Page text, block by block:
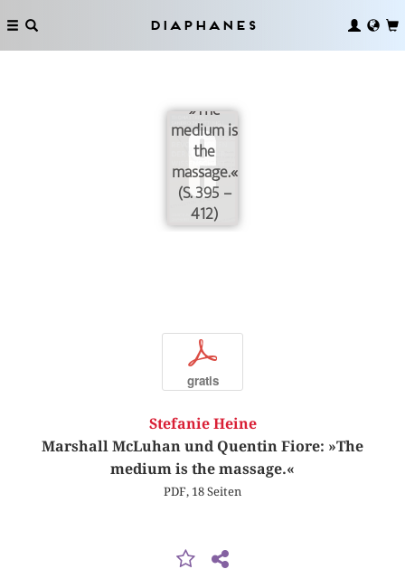
Diaphanes
McLuhan
und
»The
medium is
the
massage.«
(S. 395 –
412)
p
gratis
Stefanie Heine
Marshall McLuhan und Quentin Fiore: »The
medium is the massage.«
PDF, 18 Seiten